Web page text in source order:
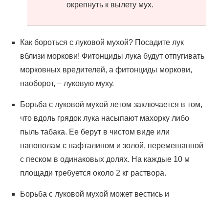
окрепнуть к вылету мух.
Как бороться с луковой мухой? Посадите лук
вблизи моркови! Фитонциды лука будут отпугивать
морковных вредителей, а фитонциды моркови,
наоборот, – луковую муху.
Борьба с луковой мухой летом заключается в том,
что вдоль грядок лука насыпают махорку либо
пыль табака. Ее берут в чистом виде или
напополам с нафталином и золой, перемешанной
с песком в одинаковых долях. На каждые 10 м
площади требуется около 2 кг раствора.
Борьба с луковой мухой может вестись и